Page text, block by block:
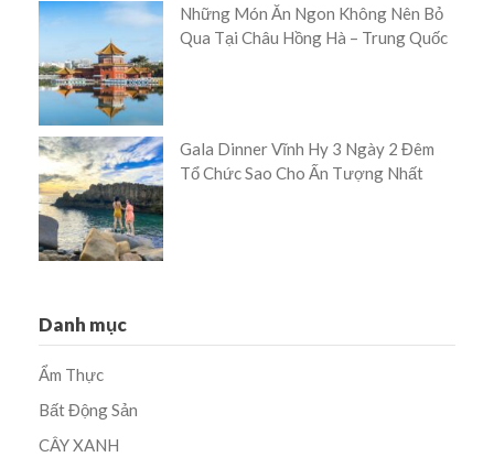
Những Món Ăn Ngon Không Nên Bỏ
Qua Tại Châu Hồng Hà – Trung Quốc
Gala Dinner Vĩnh Hy 3 Ngày 2 Đêm
Tổ Chức Sao Cho Ấn Tượng Nhất
Danh mục
Ẩm Thực
Bất Động Sản
CÂY XANH